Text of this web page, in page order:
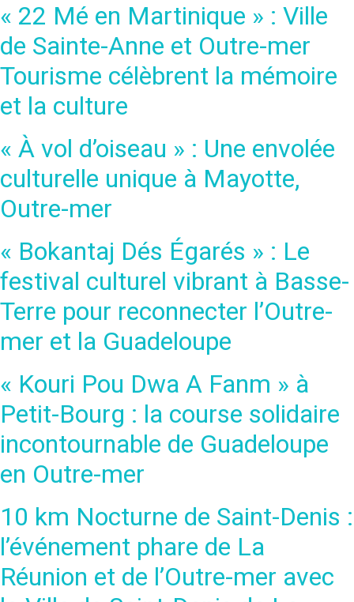
« 22 Mé en Martinique » : Ville
de Sainte-Anne et Outre-mer
Tourisme célèbrent la mémoire
et la culture
« À vol d’oiseau » : Une envolée
culturelle unique à Mayotte,
Outre-mer
« Bokantaj Dés Égarés » : Le
festival culturel vibrant à Basse-
Terre pour reconnecter l’Outre-
mer et la Guadeloupe
« Kouri Pou Dwa A Fanm » à
Petit-Bourg : la course solidaire
incontournable de Guadeloupe
en Outre-mer
10 km Nocturne de Saint-Denis :
l’événement phare de La
Réunion et de l’Outre-mer avec